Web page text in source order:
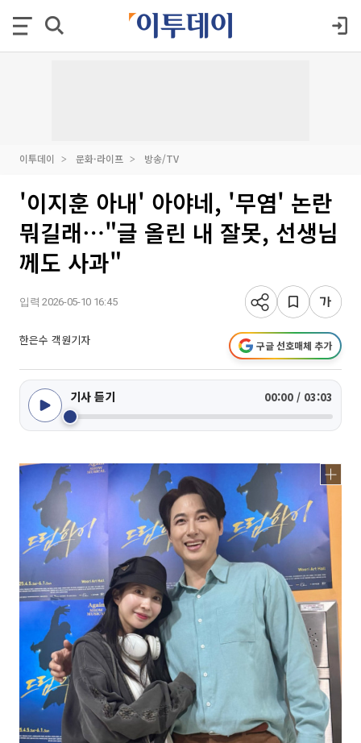
이투데이 문화·라이프 방송/TV
'이지훈 아내' 아야네, '무염' 논란
뭐길래⋯"글 올린 내 잘못, 선생님
께도 사과"
입력 2026-05-10 16:45
한은수 객원기자 구글 선호매체 추가
기사 듣기 00:00 / 03:03